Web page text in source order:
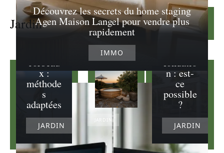
Découvrez les secrets du home staging
Agen Maison Langel pour vendre plus
rapidement
IMMO
Jardin Lire la suite
Effarouc
corbeau
x :
méthode
s
adaptées
JARDIN
JARDIN
d’aménagement
pour un coin
Veranda
sur
fondatio
n : est-
ce
possible
?
JARDIN